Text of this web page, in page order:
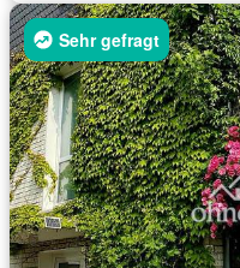
Sehr gefragt